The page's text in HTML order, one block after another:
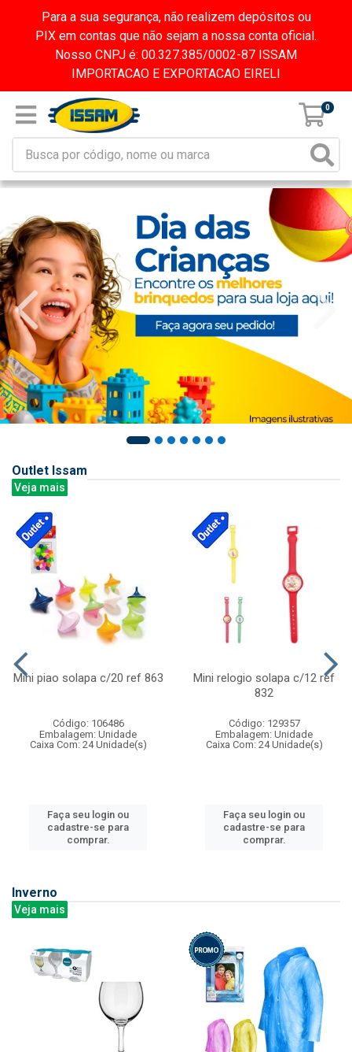
Para a sua segurança, não realizem depósitos ou
PIX em contas que não sejam a nossa conta oficial.
Nosso CNPJ é: 00.327.385/0002-87 ISSAM
IMPORTACAO E EXPORTACAO EIRELI
0
Outlet Issam
Veja mais
Mini piao solapa c/20 ref 863
Código: 106486
Embalagem: Unidade
Caixa Com: 24 Unidade(s)
Faça seu login ou
cadastre-se para
comprar.
Mini relogio solapa c/12 ref
832
Código: 129357
Embalagem: Unidade
Caixa Com: 24 Unidade(s)
Faça seu login ou
cadastre-se para
comprar.
Inverno
Veja mais